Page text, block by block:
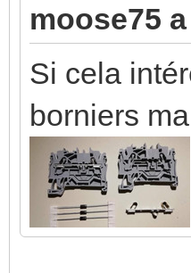
moose75
Si cela
borniers